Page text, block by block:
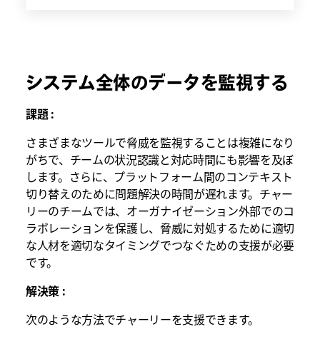
システム全体のデータを監視する
課題 :
さまざまなツールで脅威を監視することは複雑になり
がちで、チームの状況認識と対応時間にも影響を及ぼ
します。さらに、プラットフォーム間のコンテキスト
切り替えのために問題解決の時間が遅れます。チャー
リーのチームでは、オーガナイゼーション外部でのコ
ラボレーションを保護し、脅威に対処するために適切
な人材を適切なタイミングでつなぐための支援が必要
です。
解決策 :
次のような方法でチャーリーを支援できます。